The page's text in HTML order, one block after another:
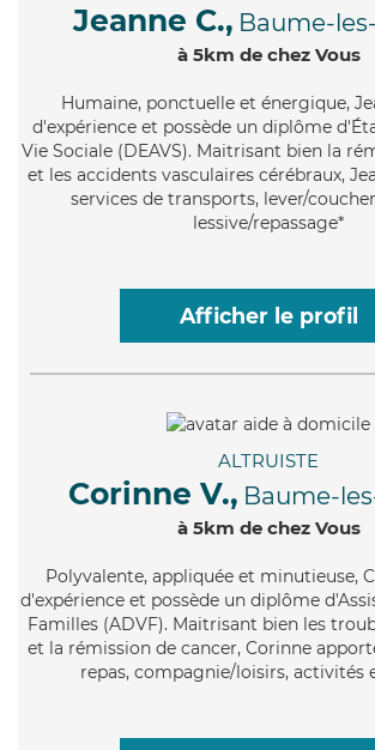
Jeanne C., Baume-
à 5km de chez Vous
Humaine, ponctuelle et énergique,
d'expérience et possède un diplôme
Vie Sociale (DEAVS). Maitrisant bien la
et les accidents vasculaires cérébraux,
services de transports, lever/
lessive/repassage*
Afficher le profil
ALTRUISTE
Corinne V., Baume-
à 5km de chez Vous
Polyvalente, appliquée et minutieuse,
d'expérience et possède un diplôme
Familles (ADVF). Maitrisant bien les
et la rémission de cancer, Corinne
repas, compagnie/loisirs, activités